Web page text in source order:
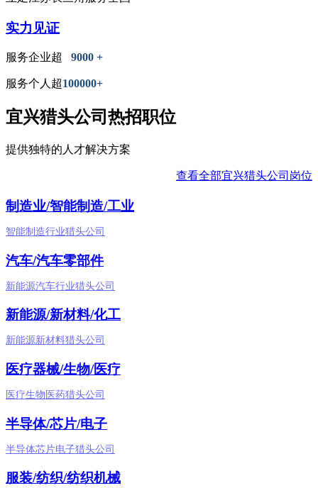
实力见证
服务企业超 9000 +
服务个人超100000+
宜兴猎头公司热招职位
提供独特的人才解决方案
查看全部宜兴猎头公司岗位
制造业/智能制造/工业
智能制造行业猎头公司
汽车/汽车零部件
新能源汽车行业猎头公司
新能源/新材料/化工
新能源新材料猎头公司
医疗器械/生物/医疗
医疗生物医药猎头公司
半导体/芯片/电子
半导体芯片电子猎头公司
服装/纺织/纺织机械